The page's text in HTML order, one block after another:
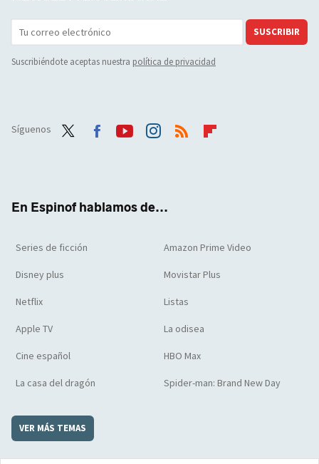
SUSCRIBIR
Suscribiéndote aceptas nuestra política de privacidad
Síguenos
En Espinof hablamos de...
Series de ficción Amazon Prime Video
Disney plus Movistar Plus
Netflix Listas
Apple TV La odisea
Cine español HBO Max
La casa del dragón Spider-man: Brand New Day
VER MÁS TEMAS